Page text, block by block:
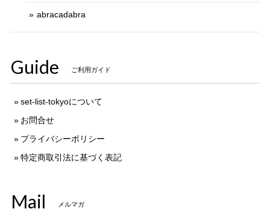
abracadabra
Guide ご利用ガイド
set-list-tokyoについて
お問合せ
プライバシーポリシー
特定商取引法に基づく表記
Mail メルマガ